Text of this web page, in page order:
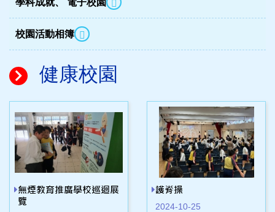
校園活動相簿
健康校園
無煙教育推廣學校巡迴展
覽
護脊操
2024-10-25